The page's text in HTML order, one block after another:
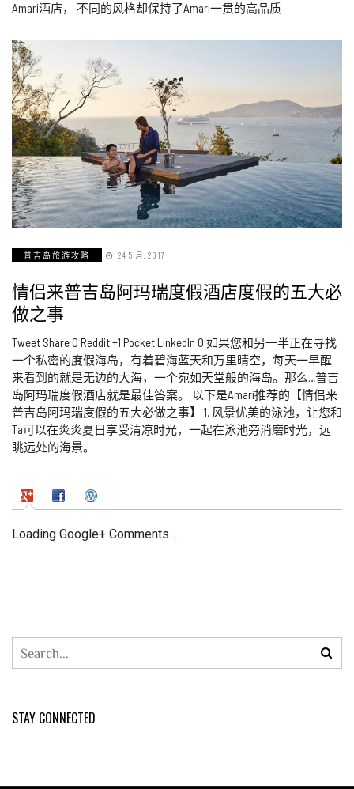
Amari酒店， 不同的风格却保持了Amari一贯的高品质
普吉岛旅游攻略 24 5 月, 2017
情侣来普吉岛阿玛瑞度假酒店度假的五大必
做之事
Tweet Share 0 Reddit +1 Pocket LinkedIn 0 如果您和另一半正在寻找
一个私密的度假海岛，有着碧海蓝天和万里晴空，每天一早醒
来看到的就是无边的大海，一个宛如天堂般的海岛。那么…普吉
岛阿玛瑞度假酒店就是最佳答案。 以下是Amari推荐的【情侣来
普吉岛阿玛瑞度假的五大必做之事】 1. 风景优美的泳池，让您和
Ta可以在炎炎夏日享受清凉时光，一起在泳池旁消磨时光，远
眺远处的海景。
Loading Google+ Comments ...
STAY CONNECTED